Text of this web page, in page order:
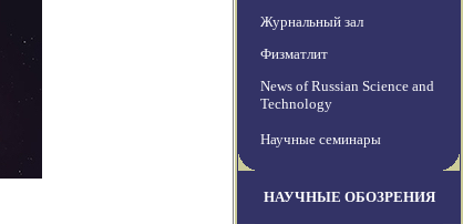
Журнальный зал
Физматлит
News of Russian Science and
Technology
Научные семинары
НАУЧНЫЕ ОБОЗРЕНИЯ